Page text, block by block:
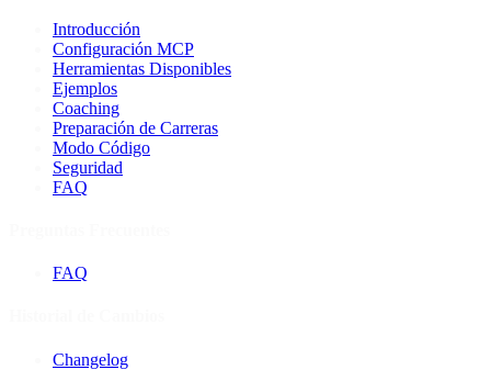
Introducción
Configuración MCP
Herramientas Disponibles
Ejemplos
Coaching
Preparación de Carreras
Modo Código
Seguridad
FAQ
FAQ
Changelog